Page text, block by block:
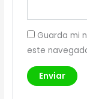
Guarda mi
este